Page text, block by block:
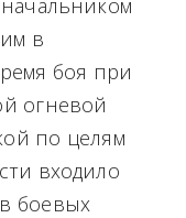
в
боя при
огневой
по целям
входило
боевых